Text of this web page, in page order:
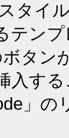
タイ
テン
タン
入す
」